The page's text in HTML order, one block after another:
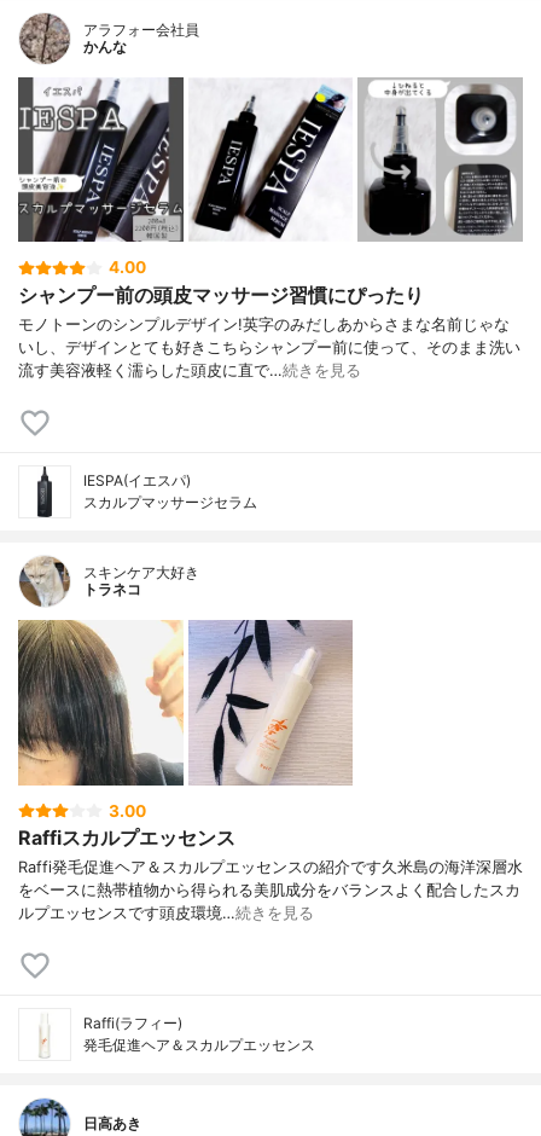
アラフォー会社員
かんな
4.00
シャンプー前の頭皮マッサージ習慣にぴったり
モノトーンのシンプルデザイン!英字のみだしあからさまな名前じゃな
いし、デザインとても好きこちらシャンプー前に使って、そのまま洗い
流す美容液軽く濡らした頭皮に直で…続きを見る
IESPA(イエスパ)
スカルプマッサージセラム
スキンケア大好き
トラネコ
3.00
Raffiスカルプエッセンス
Raffi発毛促進ヘア＆スカルプエッセンスの紹介です久米島の海洋深層水
をベースに熱帯植物から得られる美肌成分をバランスよく配合したスカ
ルプエッセンスです頭皮環境…続きを見る
Raffi(ラフィー)
発毛促進ヘア＆スカルプエッセンス
日高あき